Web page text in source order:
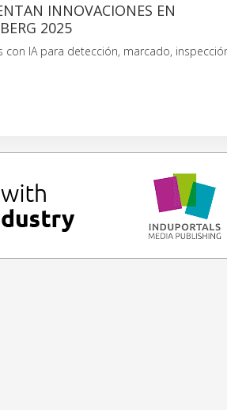
INNOVACIONES EN
2025
IA para detección, marcado,